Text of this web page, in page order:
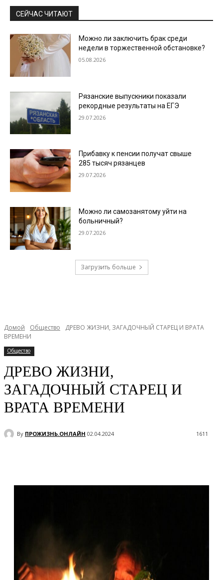
СЕЙЧАС ЧИТАЮТ
Можно ли заключить брак среди
недели в торжественной обстановке?
05.08.2026
Рязанские выпускники показали
рекордные результаты на ЕГЭ
29.07.2026
Прибавку к пенсии получат свыше
285 тысяч рязанцев
29.07.2026
Можно ли самозанятому уйти на
больничный?
29.07.2026
Загрузить больше